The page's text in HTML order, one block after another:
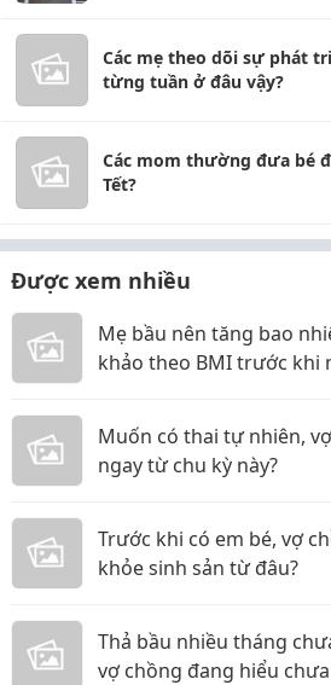
Các mẹ theo dõi sự phát
từng tuần ở đâu vậy?
Các mom thường đưa bé
Tết?
Được xem nhiều
Mẹ bầu nên tăng bao
khảo theo BMI trước khi
Muốn có thai tự nhiên,
ngay từ chu kỳ này?
Trước khi có em bé, vợ
khỏe sinh sản từ đâu?
Thả bầu nhiều tháng
vợ chồng đang hiểu